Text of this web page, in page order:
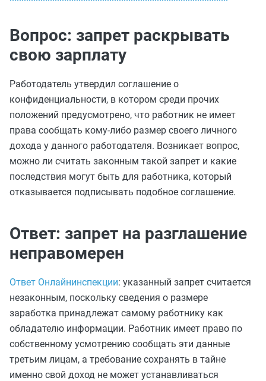
Вопрос: запрет раскрывать
свою зарплату
Работодатель утвердил соглашение о
конфиденциальности, в котором среди прочих
положений предусмотрено, что работник не имеет
права сообщать кому-либо размер своего личного
дохода у данного работодателя. Возникает вопрос,
можно ли считать законным такой запрет и какие
последствия могут быть для работника, который
отказывается подписывать подобное соглашение.
Ответ: запрет на разглашение
неправомерен
Ответ Онлайнинспекции: указанный запрет считается
незаконным, поскольку сведения о размере
заработка принадлежат самому работнику как
обладателю информации. Работник имеет право по
собственному усмотрению сообщать эти данные
третьим лицам, а требование сохранять в тайне
именно свой доход не может устанавливаться